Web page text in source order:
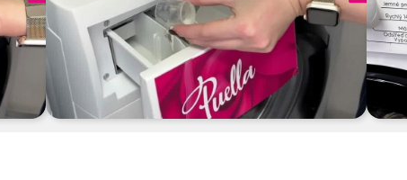
Chcete vedieť viac? Pozrite si našu podstránku Návody